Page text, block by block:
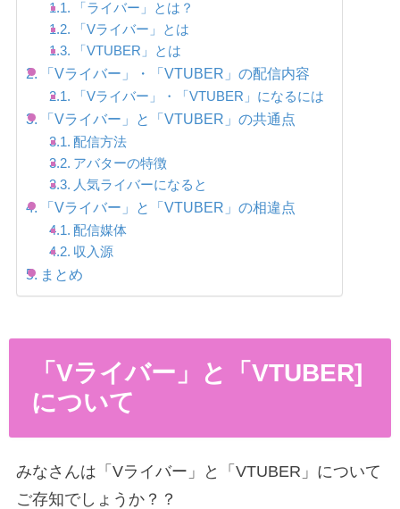
「ライバー」とは？
「Vライバー」とは
「VTUBER」とは
「Vライバー」・「VTUBER」の配信内容
「Vライバー」・「VTUBER」になるには
「Vライバー」と「VTUBER」の共通点
配信方法
アバターの特徴
人気ライバーになると
「Vライバー」と「VTUBER」の相違点
配信媒体
収入源
まとめ
「Vライバー」と「VTUBER]
について
みなさんは「Vライバー」と「VTUBER」について
ご存知でしょうか？？